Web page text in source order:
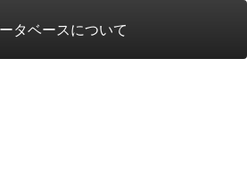
タベースについて